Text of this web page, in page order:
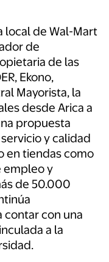
local de Wal-Mart
de
de las
Ekono,
Mayorista, la
desde Arica a
propuesta
y calidad
en tiendas como
empleo y
de 50.000
con una
a la